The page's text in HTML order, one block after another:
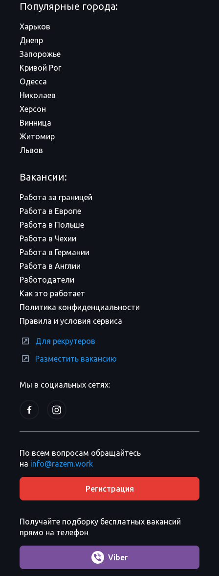
Мы в социальных сетях:
Популярные города:
Харьков
Днепр
Запорожье
Кривой Рог
Одесса
Николаев
Херсон
Винница
Житомир
Львов
Вакансии:
Работа за границей
Работа в Европе
Работа в Польше
Работа в Чехии
Работа в Германии
Работа в Англии
Работодатели
Как это работает
Политика конфиденциальности
Правила и условия сервиса
Для рекрутеров
Разместить вакансию
По всем вопросам обращайтесь
на info@razem.work
Регистрация
Получайте подборку бесплатных вакансий
прямо на телефон
Viber